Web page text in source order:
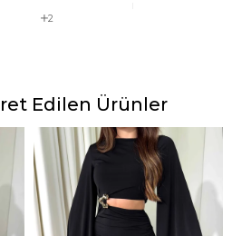
2
Edilen Ürünler